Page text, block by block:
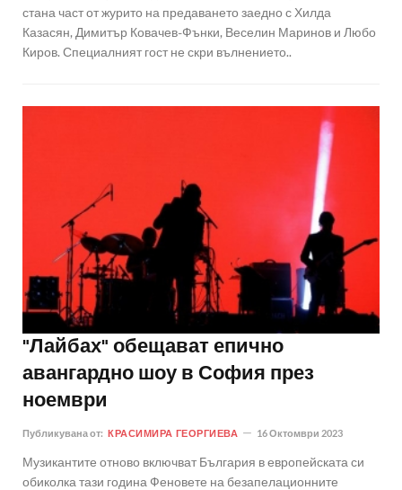
стана част от журито на предаването заедно с Хилда
Казасян, Димитър Ковачев-Фънки, Веселин Маринов и Любо
Киров. Специалният гост не скри вълнението..
"Лайбах" обещават епично
авангардно шоу в София през
ноември
Публикувана от: КРАСИМИРА ГЕОРГИЕВА 16 Октомври 2023
Музикантите отново включват България в европейската си
обиколка тази година Феновете на безапелационните